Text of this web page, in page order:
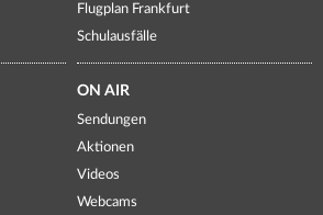
Flugplan Frankfurt
Schulausfälle
ON AIR
Sendungen
Aktionen
Videos
Webcams